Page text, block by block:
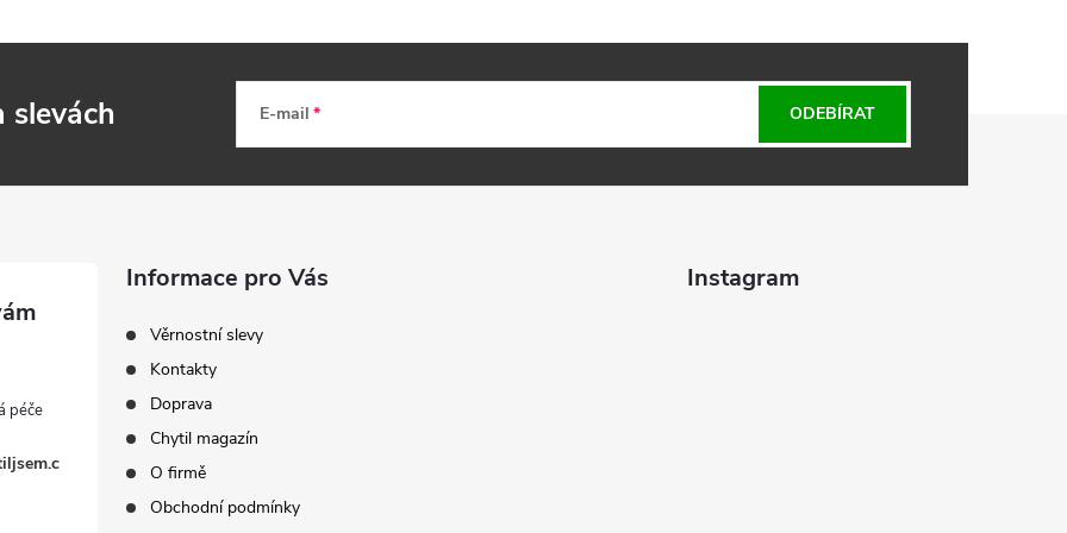
slevách E-mail ODEBÍRAT
Informace pro Vás
Věrnostní slevy
Kontakty
Doprava
Chytil magazín
O firmě
Obchodní podmínky
Instagram